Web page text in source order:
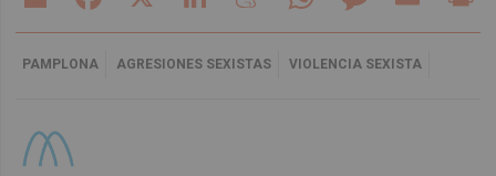
PAMPLONA AGRESIONES SEXISTAS VIOLENCIA SEXISTA